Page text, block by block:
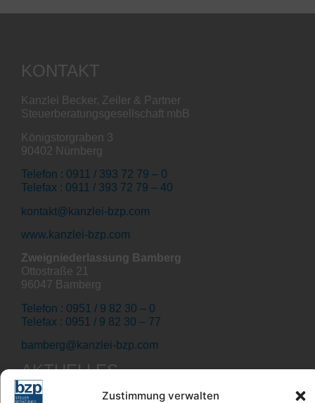
Zustimmung verwalten
KONTAKT
Kanzlei Becker, Zeiler & Partner
Steuerberatungsgesellschaft mbB
Königstorgraben 3
90402 Nürnberg
Telefon : 0911 / 393 72 79 – 0
Telefax : 0911 / 393 72 79 – 40
kontakt@kanzlei-bzp.com
www.kanzlei-bzp.com
Zweigniederlassung Bamberg
Ottostraße 21
96047 Bamberg
Telefon : 0951 / 9 82 30 – 0
Telefax : 0951 / 9 82 30 – 77
bamberg@kanzlei-bzp.com
AKTUELLES
Der Feed hat keine Einträge.